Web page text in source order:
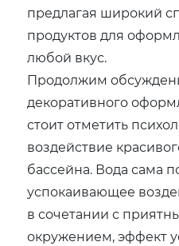
предлагая широкий
продуктов для
любой вкус.
Продолжим
декоративного
стоит отметить
воздействие
бассейна. Вода сама
успокаивающее
в сочетании с
окружением, эффект